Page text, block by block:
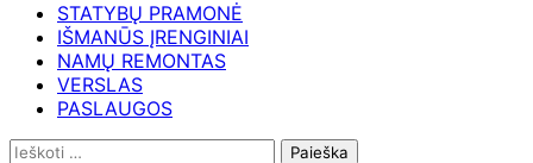
STATYBŲ PRAMONĖ
IŠMANŪS ĮRENGINIAI
NAMŲ REMONTAS
VERSLAS
PASLAUGOS
Ieškoti: